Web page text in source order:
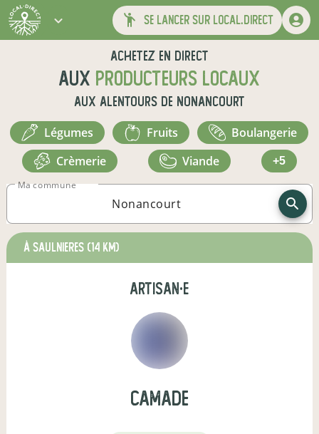
se lancer sur local.direct
Achetez en direct
aux producteurs locaux
aux alentours de Nonancourt
légumes fruits
boulangerie
crèmerie
viande +5
Ma commune
à SAULNIERES (14 km)
artisan·e
Camade